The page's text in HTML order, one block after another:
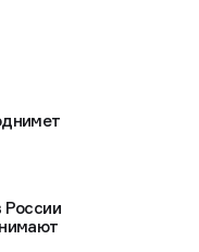
России